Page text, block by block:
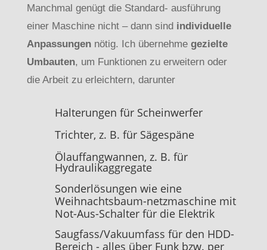
Manchmal genügt die Standard- ausführung
einer Maschine nicht – dann sind individuelle
Anpassungennötig. Ich übernehme gezielte
Umbauten, um Funktionen zu erweitern oder
die Arbeit zu erleichtern, darunter
Halterungen für Scheinwerfer
Trichter, z. B. für Sägespäne
Ölauffangwannen, z. B. für
Hydraulikaggregate
Sonderlösungen wie eine
Weihnachtsbaum-netzmaschine mit
Not-Aus-Schalter für die Elektrik
Saugfass/Vakuumfass für den HDD-
Bereich - alles über Funk bzw. per